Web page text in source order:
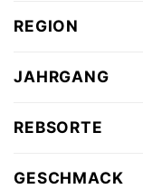
REGION
JAHRGANG
REBSORTE
GESCHMACK